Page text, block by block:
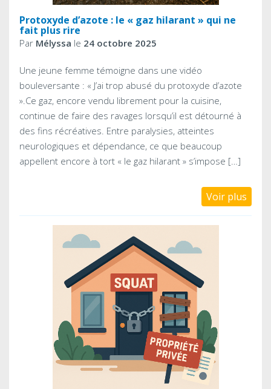
Protoxyde d’azote : le « gaz hilarant » qui ne
fait plus rire
Par Mélyssa le 24 octobre 2025
Une jeune femme témoigne dans une vidéo
bouleversante : « J’ai trop abusé du protoxyde d’azote
».Ce gaz, encore vendu librement pour la cuisine,
continue de faire des ravages lorsqu’il est détourné à
des fins récréatives. Entre paralysies, atteintes
neurologiques et dépendance, ce que beaucoup
appellent encore à tort « le gaz hilarant » s’impose […]
Voir plus